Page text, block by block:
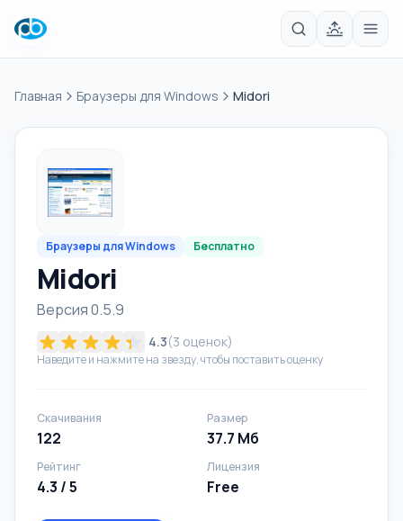
Главная Браузеры для Windows Midori
Браузеры для Windows Бесплатно
Midori
Версия 0.5.9
4.3(3 оценок)
Наведите и нажмите на звезду, чтобы поставить оценку
Скачивания
122
Размер
37.7 Мб
Рейтинг
4.3 / 5
Лицензия
Free